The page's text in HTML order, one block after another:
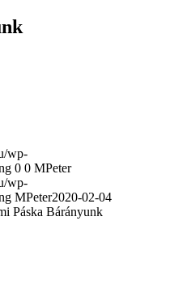
wp-
0 0 MPeter
wp-
MPeter2020-02-04
Páska Bárányunk